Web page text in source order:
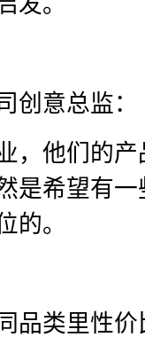
创意总监：
，他们的
是希望有
的。
品类里性